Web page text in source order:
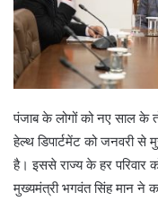
पंजाब के लोगों को नए साल के
हेल्थ डिपार्टमेंट को जनवरी
है। इससे राज्य के हर
मुख्यमंत्री भगवंत सिंह मान ने